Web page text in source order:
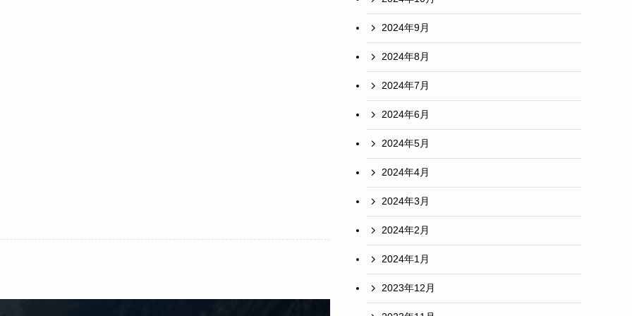
2024年9月
2024年8月
2024年7月
2024年6月
2024年5月
2024年4月
2024年3月
2024年2月
2024年1月
2023年12月